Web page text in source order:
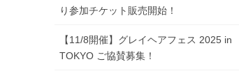
り参加チケット販売開始！
【11/8開催】グレイヘアフェス 2025 in
TOKYO ご協賛募集！